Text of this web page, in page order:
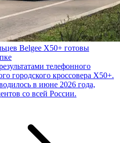
Belgee X50+ готовы
телефонного
городского кроссовера X50+.
в июне 2026 года,
со всей России.